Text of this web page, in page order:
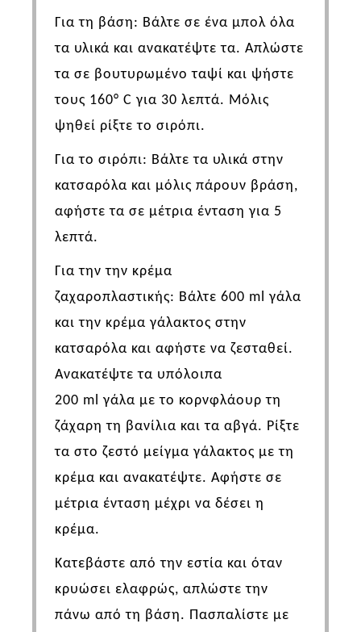
Για τη βάση: Βάλτε σε ένα μπολ όλα
τα υλικά και ανακατέψτε τα. Απλώστε
τα σε βουτυρωμένο ταψί και ψήστε
τους 160° C για 30 λεπτά. Μόλις
ψηθεί ρίξτε το σιρόπι.
Για το σιρόπι: Βάλτε τα υλικά στην
κατσαρόλα και μόλις πάρουν βράση,
αφήστε τα σε μέτρια ένταση για 5
λεπτά.
Για τηντην κρέμα
ζαχαροπλαστικής: Βάλτε 600 ml γάλα
και την κρέμα γάλακτος στην
κατσαρόλα και αφήστε να ζεσταθεί.
Ανακατέψτε τα υπόλοιπα
200 ml γάλα με το κορνφλάουρ τη
ζάχαρη τη βανίλια και τα αβγά. Ρίξτε
τα στο ζεστό μείγμα γάλακτος με τη
κρέμα και ανακατέψτε. Αφήστε σε
μέτρια ένταση μέχρι να δέσει η
κρέμα.
Κατεβάστε από την εστία και όταν
κρυώσει ελαφρώς, απλώστε την
πάνω από τη βάση. Πασπαλίστε με